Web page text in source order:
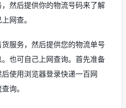
然后提供你的物流号码来了解
网查。
服务，然后提供您的物流单号
也可自己上网查询。首先准备
使用浏览器登录快递一百网
询。